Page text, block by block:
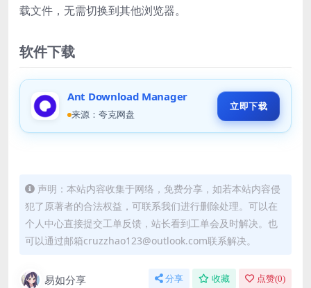
载文件，无需切换到其他浏览器。
软件下载
Ant Download Manager
来源：夸克网盘
立即下载
声明：本站内容收集于网络，免费分享，如若本站内容侵
犯了原著者的合法权益，可联系我们进行删除处理。可以在
个人中心直接提交工单反馈，站长看到工单会及时解决。也
可以通过邮箱cruzzhao123@outlook.com联系解决。
易如分享 分享 收藏 点赞(0)